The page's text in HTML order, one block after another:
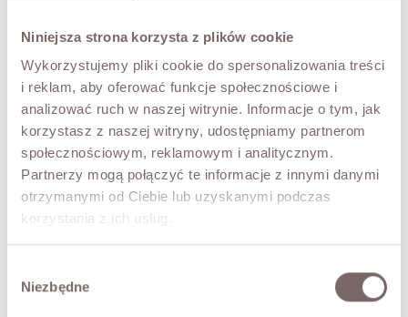
Niniejsza strona korzysta z plików cookie
Wykorzystujemy pliki cookie do spersonalizowania treści
i reklam, aby oferować funkcje społecznościowe i
analizować ruch w naszej witrynie. Informacje o tym, jak
korzystasz z naszej witryny, udostępniamy partnerom
społecznościowym, reklamowym i analitycznym.
Partnerzy mogą połączyć te informacje z innymi danymi
otrzymanymi od Ciebie lub uzyskanymi podczas
korzystania z ich usług.
zgody
Niezbędne
DESCRIPTION
Trousers with wide, straight legs.
• Italian brand TENSIONE In
• zip and button closure,
• two pockets,
• decorative darts.